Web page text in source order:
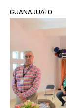
GUANAJUATO